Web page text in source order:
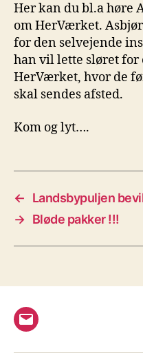
Her kan du bl.a
om HerVærket.
for den selvejende
han vil lette sløret
HerVærket, hvor de
skal sendes afsted.
Kom og lyt….
←
Landsbypuljen
→ Bløde pakker !!!
E-